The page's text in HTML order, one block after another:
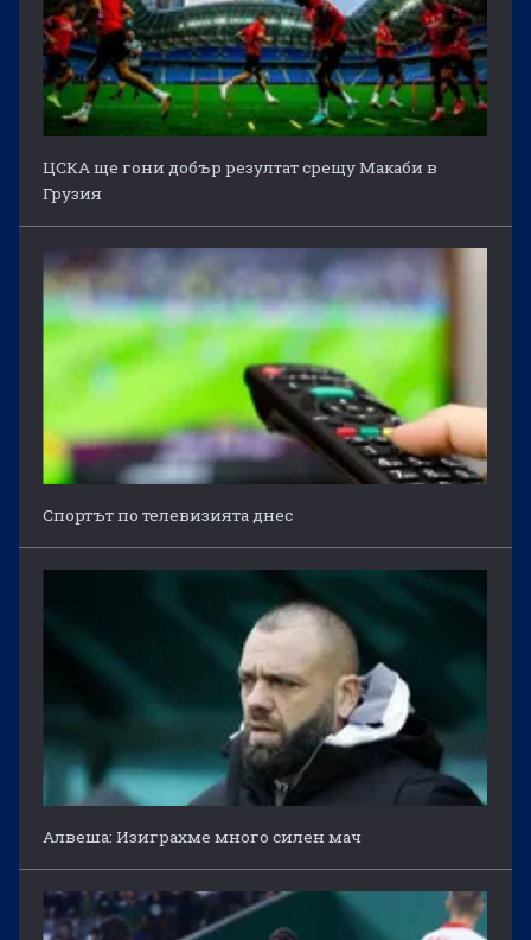
ЦСКА ще гони добър резултат срещу Макаби в
Грузия
Спортът по телевизията днес
Алвеша: Изиграхме много силен мач